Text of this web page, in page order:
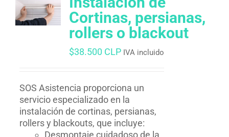
Cortinas, persianas,
rollers o blackout
$38.500 CLP IVA incluido
SOS Asistencia proporciona un
servicio especializado en la
instalación de cortinas, persianas,
rollers y blackouts, que incluye:
Desmontaje cuidadoso de la